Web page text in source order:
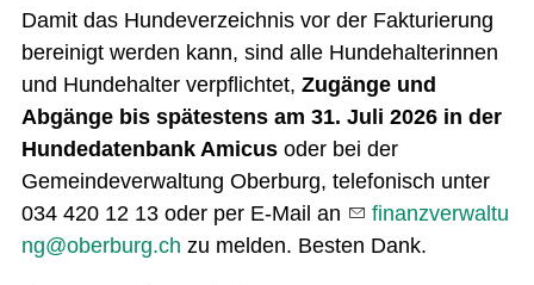
Damit das Hundeverzeichnis vor der Fakturierung
bereinigt werden kann, sind alle Hundehalterinnen
und Hundehalter verpflichtet, Zugänge und
Abgänge bis spätestens am 31. Juli 2026 in der
Hundedatenbank Amicus oder bei der
Gemeindeverwaltung Oberburg, telefonisch unter
034 420 12 13 oder per E-Mail an
f n nzv rw lt
ng
b rb rg ch zu melden. Besten Dank.